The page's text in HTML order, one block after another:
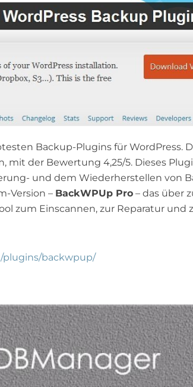
Backup-Plugins für WordPress.
mit der Bewertung 4,25/5. Dieses
und dem Wiederherstellen von
Version – BackWPUp Pro – das über
zum Einscannen, zur Reparatur und
plugins/backwpup/